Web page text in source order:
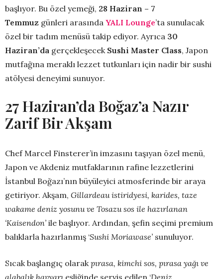
başlıyor. Bu özel yemeği, 28 Haziran – 7
Temmuz günleri arasında YALI Lounge’ta sunulacak
özel bir tadım menüsü takip ediyor. Ayrıca 30
Haziran’da gerçekleşecek Sushi Master Class, Japon
mutfağına meraklı lezzet tutkunları için nadir bir sushi
atölyesi deneyimi sunuyor.
27 Haziran’da Boğaz’a Nazır
Zarif Bir Akşam
Chef Marcel Finsterer’in imzasını taşıyan özel menü,
Japon ve Akdeniz mutfaklarının rafine lezzetlerini
İstanbul Boğazı’nın büyüleyici atmosferinde bir araya
getiriyor. Akşam, Gillardeau istiridyesi, karides, taze
wakame deniz yosunu ve Tosazu sos ile hazırlanan
‘Kaisendon’ ile başlıyor. Ardından, şefin seçimi premium
balıklarla hazırlanmış ‘Sushi Moriawase’ sunuluyor.
Sıcak başlangıç olarak pırasa, kimchi sos, pırasa yağı ve
alabalık havyarı eşliğinde servis edilen ‘Deniz